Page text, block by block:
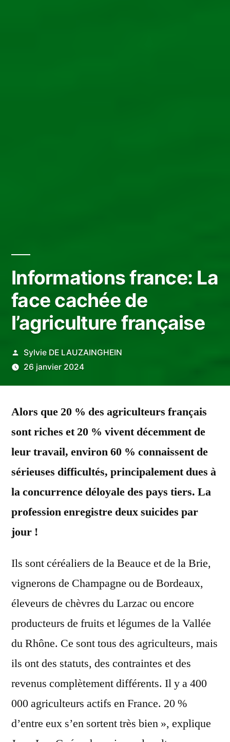
Informations france: La
face cachée de
l’agriculture française
Publié
par
Sylvie DE LAUZAINGHEIN
26 janvier 2024
Alors que 20 % des agriculteurs français
sont riches et 20 % vivent décemment de
leur travail, environ 60 % connaissent de
sérieuses difficultés, principalement dues à
la concurrence déloyale des pays tiers. La
profession enregistre deux suicides par
jour !
Ils sont céréaliers de la Beauce et de la Brie,
vignerons de Champagne ou de Bordeaux,
éleveurs de chèvres du Larzac ou encore
producteurs de fruits et légumes de la Vallée
du Rhône. Ce sont tous des agriculteurs, mais
ils ont des statuts, des contraintes et des
revenus complètement différents. Il y a 400
000 agriculteurs actifs en France. 20 %
d’entre eux s’en sortent très bien », explique